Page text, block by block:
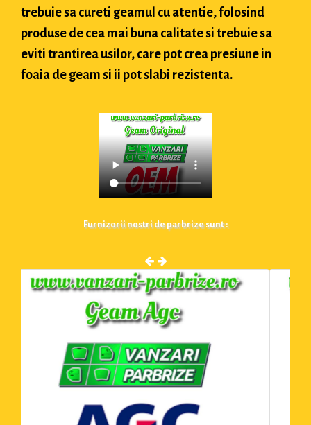
trebuie sa cureti geamul cu atentie, folosind
produse de cea mai buna calitate si trebuie sa
eviti trantirea usilor, care pot crea presiune in
foaia de geam si ii pot slabi rezistenta.
Furnizorii nostri de parbrize sunt :